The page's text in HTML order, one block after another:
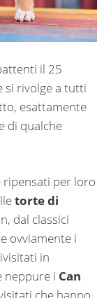
il 25
si rivolge a tutti
esattamente
di qualche
ripensati per loro
torte di
dal classici
ovviamente i
in
neppure i Can
che hanno